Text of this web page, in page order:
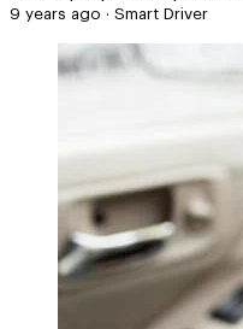
9 years ago · Smart Driver